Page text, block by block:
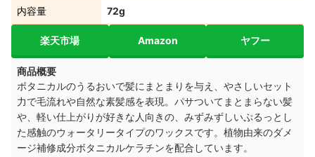
内容量 72g
楽天市場 Amazon ヤフー
商品概要
ボタニカルのうるおいで髪にまとまりを与え、やさしいセット
力で毛流れや自然な素髪感を表現。パサついてまとまらない髪
や 、軽い仕上がりが好きな人向きの、みずみずしいぷるっとし
た感触のウォータリータイプのワックスです。 植物由来のダメ
ージ補修成分ボタニカルケラチンを配合しています。